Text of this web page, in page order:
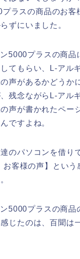
ラスの商品のお客
ずにいました。
5000プラスの商品
てもらい、L-アル
声があるかどうか
残念ながらL-アル
声が書かれたペー
ですよね。
のパソコンを借り
客様の声】という
5000プラスの商品
じたのは、百聞は